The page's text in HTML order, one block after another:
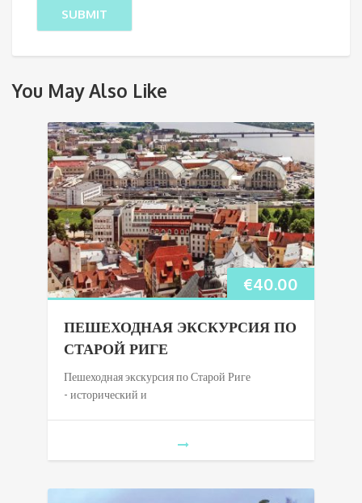
You May Also Like
€40.00
ПЕШЕХОДНАЯ ЭКСКУРСИЯ ПО
СТАРОЙ РИГЕ
Пешеходная экскурсия по Старой Риге
- исторический и